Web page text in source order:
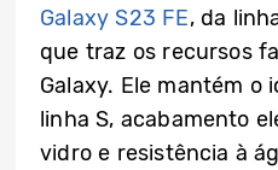
Galaxy S23 FE, da
que traz os recursos
Galaxy. Ele mantém o
linha S, acabamento
vidro e resistência à